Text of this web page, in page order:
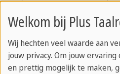
Geniet van een spannend,
vrijetijdsprogramma vol
sport en momenten om te
te leggen en leuke
vrienden.
Welkom bij Plus
Wij hechten veel waarde aan
jouw privacy. Om jouw
en prettig mogelijk te maken,